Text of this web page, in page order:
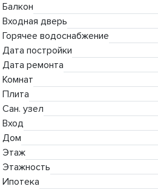
Балкон
Входная дверь
Горячее водоснабжение
Дата постройки
Дата ремонта
Комнат
Плита
Сан. узел
Вход
Дом
Этаж
Этажность
Ипотека